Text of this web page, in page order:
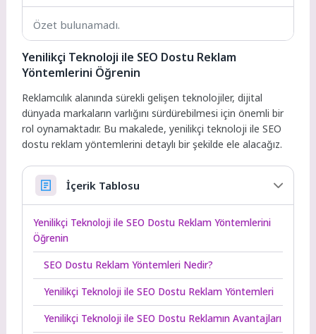
Özet bulunamadı.
Yenilikçi Teknoloji ile SEO Dostu Reklam
Yöntemlerini Öğrenin
Reklamcılık alanında sürekli gelişen teknolojiler, dijital
dünyada markaların varlığını sürdürebilmesi için önemli bir
rol oynamaktadır. Bu makalede, yenilikçi teknoloji ile SEO
dostu reklam yöntemlerini detaylı bir şekilde ele alacağız.
İçerik Tablosu
Yenilikçi Teknoloji ile SEO Dostu Reklam Yöntemlerini
Öğrenin
SEO Dostu Reklam Yöntemleri Nedir?
Yenilikçi Teknoloji ile SEO Dostu Reklam Yöntemleri
Yenilikçi Teknoloji ile SEO Dostu Reklamın Avantajları